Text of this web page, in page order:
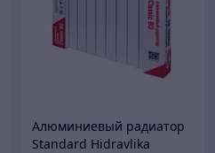
Алюминиевый радиатор
Standard Hidravlika